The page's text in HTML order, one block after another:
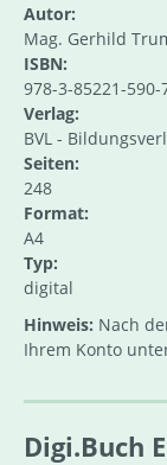
Autor:
Mag. Gerhild
ISBN:
978-3-85221-590-
Verlag:
BVL -
Seiten:
248
Format:
A4
Typ:
digital
Hinweis: Nach
Ihrem Konto
Digi.Buch